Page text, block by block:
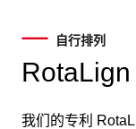
自行排列
我们的专利